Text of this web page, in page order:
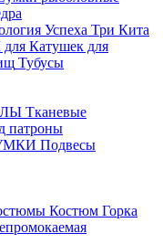
Успеха Три Кита
для Катушек для
Тубусы
Тканевые
патроны
Подвесы
Костюм Горка